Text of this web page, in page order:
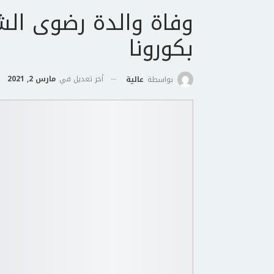
وفاة والدة رضوى
بكورونا
بواسطة عالية أخر تعديل في مارس 2, 2021